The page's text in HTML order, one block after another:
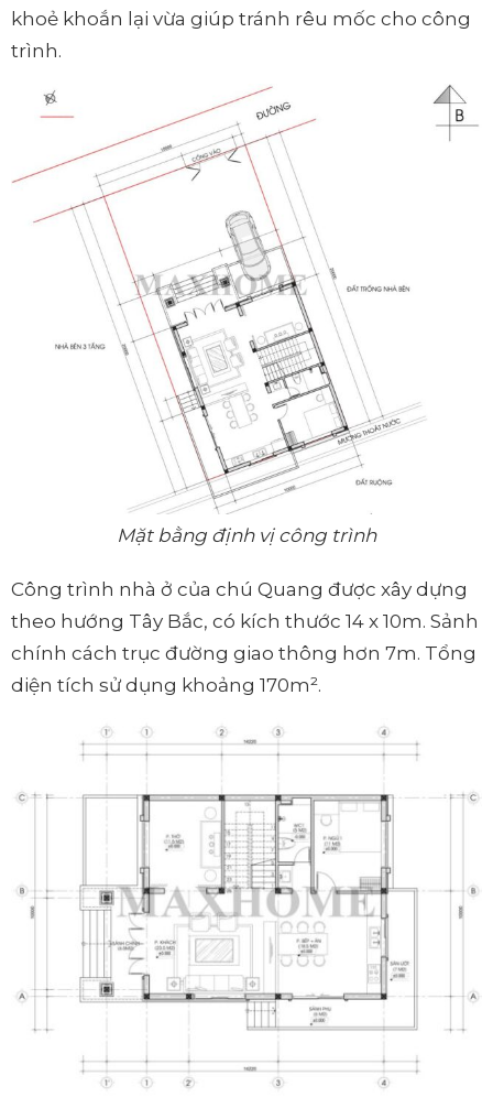
khoẻ khoắn lại vừa giúp tránh rêu mốc cho công
trình.
Mặt bằng định vị công trình
Công trình nhà ở của chú Quang được xây dựng
theo hướng Tây Bắc, có kích thước 14 x 10m. Sảnh
chính cách trục đường giao thông hơn 7m. Tổng
diện tích sử dụng khoảng 170m².